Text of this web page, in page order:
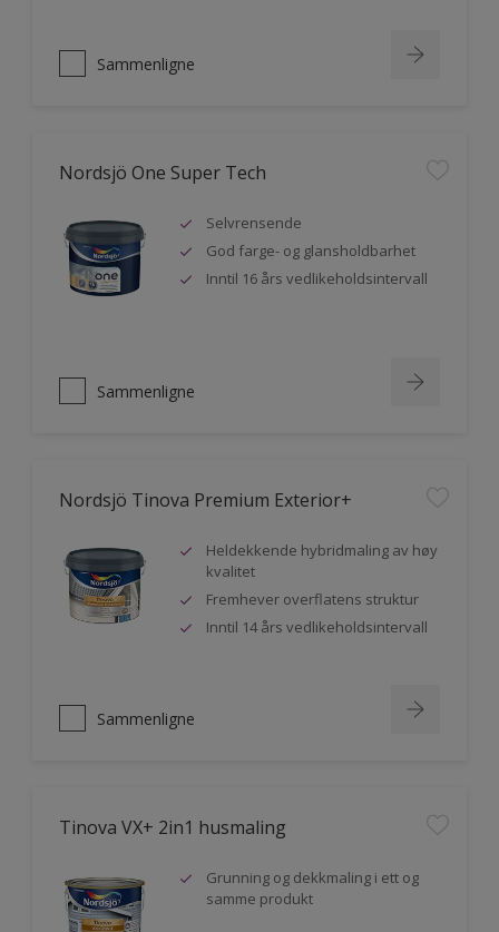
Sammenligne
Nordsjö One Super Tech
Selvrensende
God farge- og glansholdbarhet
Inntil 16 års vedlikeholdsintervall
Sammenligne
Nordsjö Tinova Premium Exterior+
Heldekkende hybridmaling av høy
kvalitet
Fremhever overflatens struktur
Inntil 14 års vedlikeholdsintervall
Sammenligne
Tinova VX+ 2in1 husmaling
Grunning og dekkmaling i ett og
samme produkt